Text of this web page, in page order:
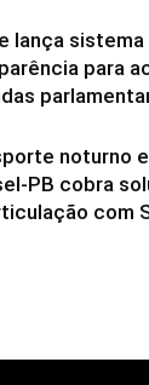
lança
para
noturno
PB cobra
com